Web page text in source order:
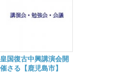
皇国復古中興講演会開
催さる【鹿児島市】